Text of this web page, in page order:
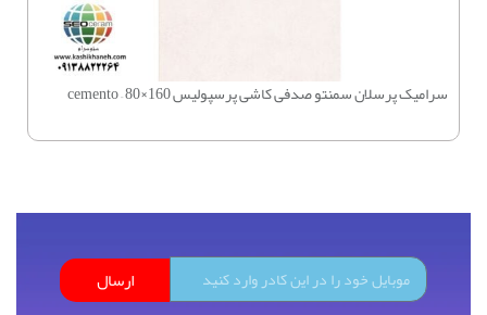
سرامیک پرسلان سمنتو صدفی کاشی پرسپولیس 160×80 – cemento
ارسال